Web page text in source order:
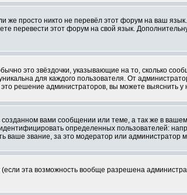
же просто никто не перевёл этот форум на ваш
перевести этот форум на свой язык.
это звёздочки, указывающие на то, сколько
для каждого пользователя. От
решение администраторов, вы можете выяснить у
вами сообщении или теме, а так же в
определенных пользователей:
звание, за это модератор или администратор
эта возможность вообще разрешена